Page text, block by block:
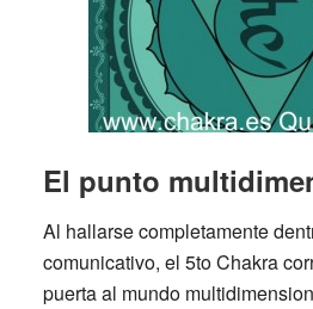
El punto
Al hallarse completamente
comunicativo, el 5to Chakra
puerta al mundo